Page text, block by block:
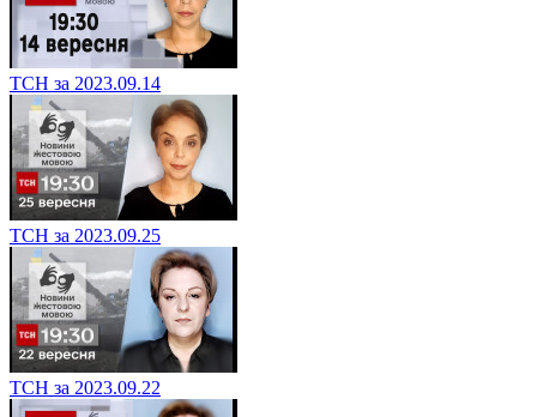
ТСН за 2023.09.14
ТСН за 2023.09.25
ТСН за 2023.09.22